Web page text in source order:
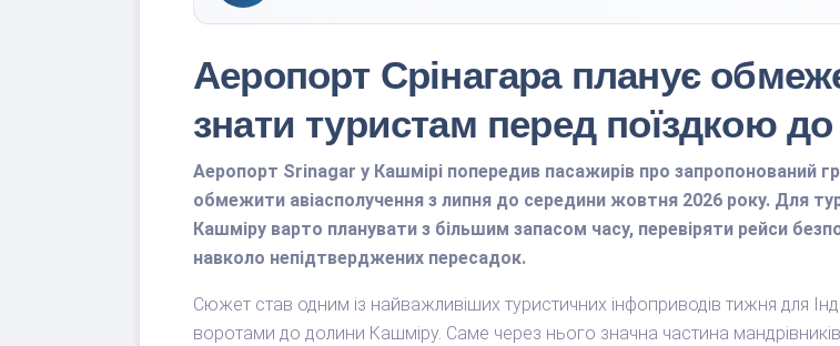
Аеропорт Срінагара планує
знати туристам перед поїздкою
Аеропорт Srinagar у Кашмірі попередив пасажирів про запропонований
обмежити авіасполучення з липня до середини жовтня 2026 року. Для
Кашміру варто планувати з більшим запасом часу, перевіряти рейси
навколо непідтверджених пересадок.
Сюжет став одним із найважливіших туристичних інфоприводів тижня для
воротами до долини Кашміру. Саме через нього значна частина